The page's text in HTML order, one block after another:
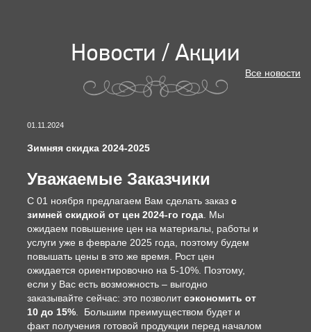
Новости / Акции
Все новости
01.11.2024
Зимняя скидка 2024-2025
Уважаемые Заказчики
С 01 ноября предлагаем Вам сделать заказ с
зимней скидкой от цен 2024-го года . Мы
ожидаем повышение цен на материалы, работы и
услуги уже в феврале 2025 года, поэтому будем
повышать цены в это же время. Рост цен
ожидается ориентировочно на 5-10%. Поэтому,
если у Вас есть возможность – выгодно
заказывайте сейчас: это позволитсэкономить от
10 до 15% . Большим преимуществом будет и
факт получения готовой продукции перед началом